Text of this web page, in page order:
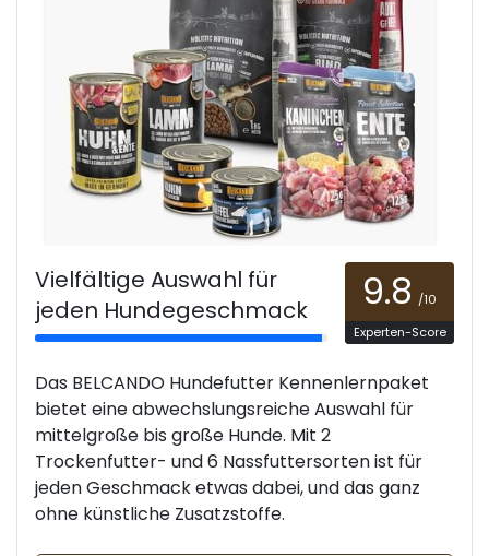
Vielfältige Auswahl für
jeden Hundegeschmack
9.8 /10
Experten-Score
Das BELCANDO Hundefutter Kennenlernpaket
bietet eine abwechslungsreiche Auswahl für
mittelgroße bis große Hunde. Mit 2
Trockenfutter- und 6 Nassfuttersorten ist für
jeden Geschmack etwas dabei, und das ganz
ohne künstliche Zusatzstoffe.